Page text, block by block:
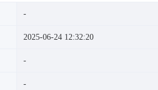
2025-06-24 12:32:20